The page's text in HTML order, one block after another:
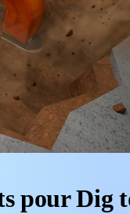
pour Dig